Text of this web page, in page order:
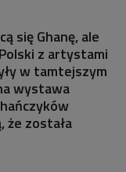
się Ghanę, ale
z artystami
w tamtejszym
wystawa
że została